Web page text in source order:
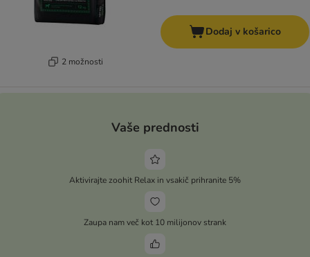
2 možnosti
Dodaj v košarico
Vaše prednosti
Aktivirajte zoohit Relax in vsakič prihranite 5%
Zaupa nam več kot 10 milijonov strank